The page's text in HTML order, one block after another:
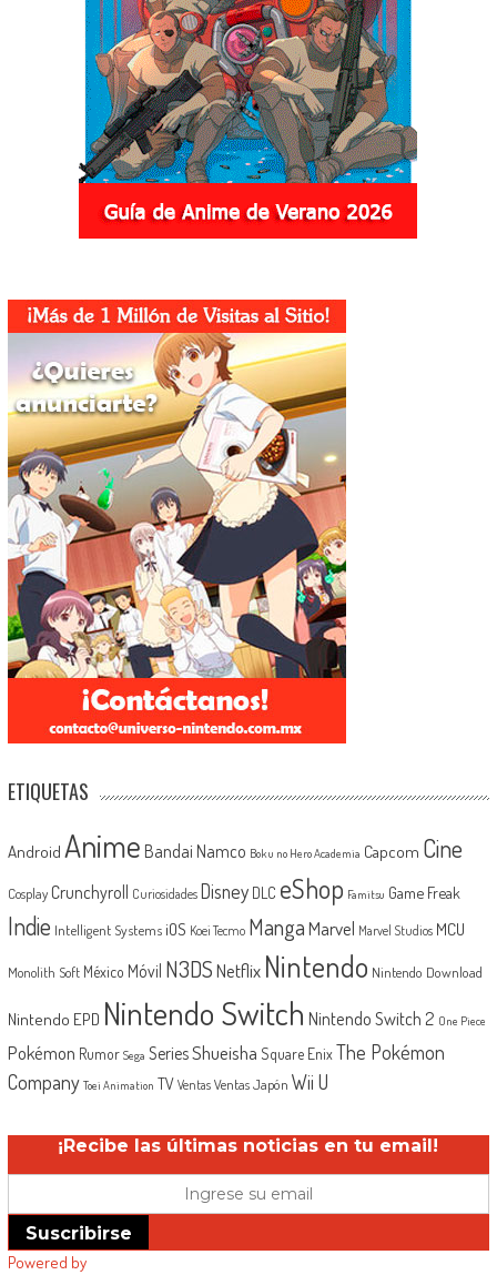
ETIQUETAS
Android Anime Bandai Namco Boku no Hero Academia Capcom Cine
Cosplay Crunchyroll Curiosidades Disney DLC eShop Famitsu Game Freak
Indie Intelligent Systems iOS Koei Tecmo MangaMarvel Marvel Studios MCU
Monolith Soft México Móvil N3DSNetflix Nintendo Nintendo Download
Nintendo EPD Nintendo Switch Nintendo Switch 2 One Piece
Pokémon Rumor Sega SeriesShueisha Square EnixThe Pokémon
Company Toei Animation TV Ventas Ventas Japón Wii U
¡Recibe las últimas noticias en tu email!
Suscribirse
Powered by